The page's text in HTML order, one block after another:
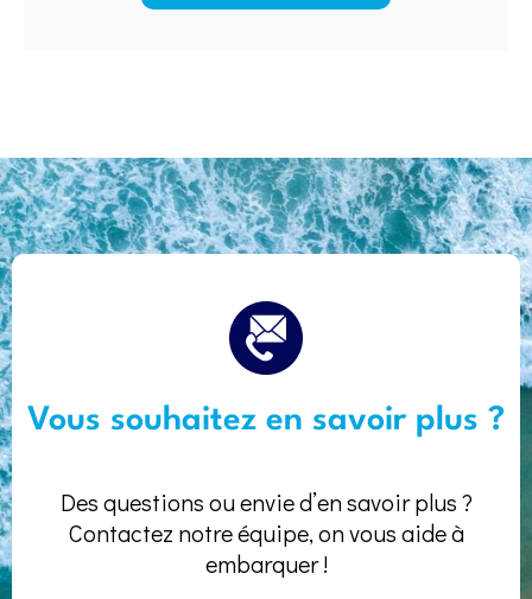
Vous souhaitez en savoir plus ?
Des questions ou envie d’en savoir plus ?
Contactez notre équipe, on vous aide à
embarquer !